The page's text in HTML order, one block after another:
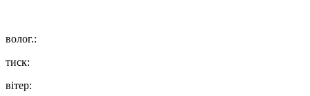
волог.:
тиск:
вітер: